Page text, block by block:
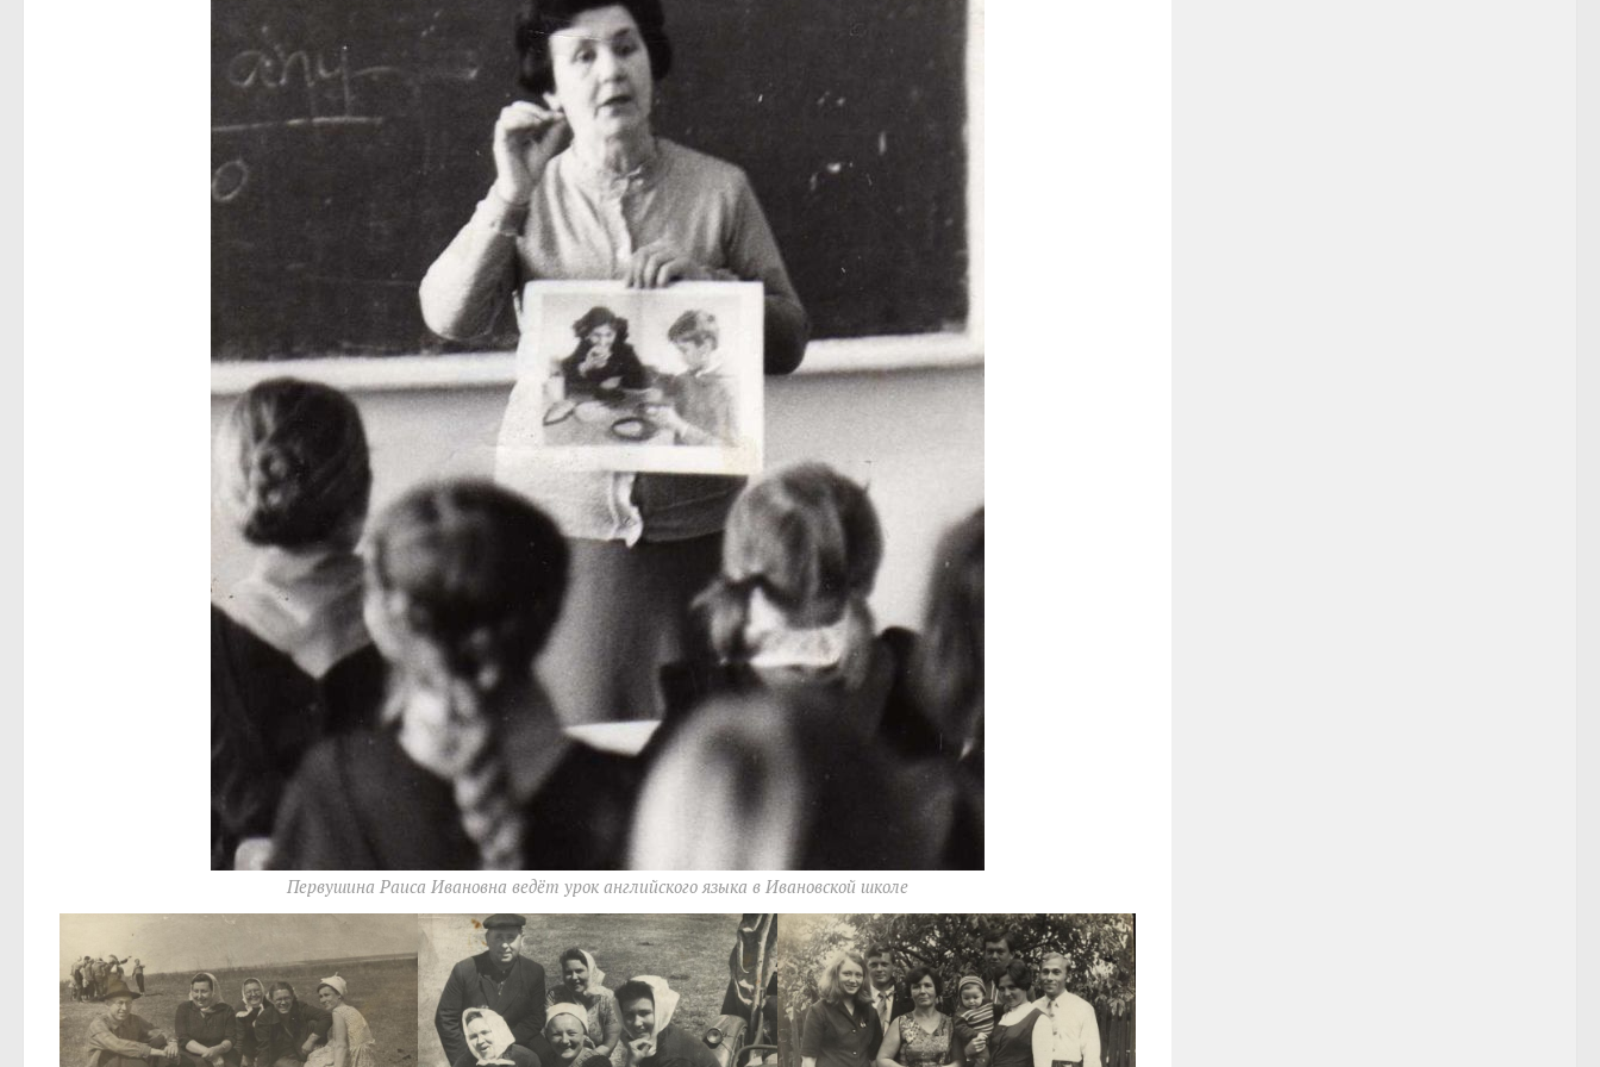
Первушина Раиса Ивановна ведёт урок английского языка в Ивановской школе